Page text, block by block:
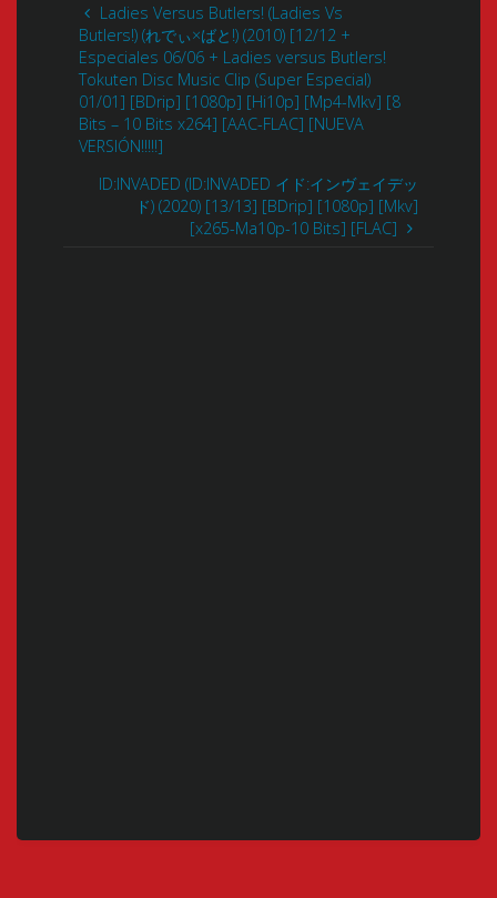
Ladies Versus Butlers! (Ladies Vs
Butlers!) (れでぃ×ばと!) (2010) [12/12 +
Especiales 06/06 + Ladies versus Butlers!
Tokuten Disc Music Clip (Super Especial)
01/01] [BDrip] [1080p] [Hi10p] [Mp4-Mkv] [8
Bits – 10 Bits x264] [AAC-FLAC] [NUEVA
VERSIÓN!!!!!]
ID:INVADED (ID:INVADED イド:インヴェイデッ
ド) (2020) [13/13] [BDrip] [1080p] [Mkv]
[x265-Ma10p-10 Bits] [FLAC]